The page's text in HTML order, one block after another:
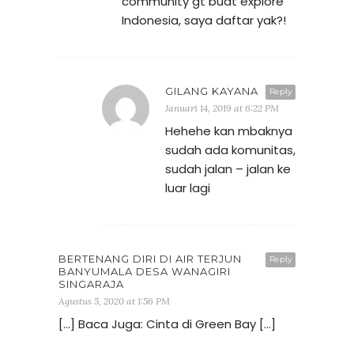
Indonesia, saya daftar yak?!
Reply
GILANG KAYANA
Januari 14, 2019 at 6:22 PM
Hehehe kan mbaknya
sudah ada komunitas,
sudah jalan – jalan ke
luar lagi
Reply
BERTENANG DIRI DI AIR TERJUN
BANYUMALA DESA WANAGIRI
SINGARAJA
Agustus 5, 2020 at 1:56 PM
[…] Baca Juga: Cinta di Green Bay […]